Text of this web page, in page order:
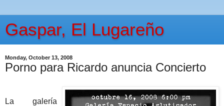
Gaspar, El Lugareño
Monday, October 13, 2008
Porno para Ricardo anuncia Concierto
La galería